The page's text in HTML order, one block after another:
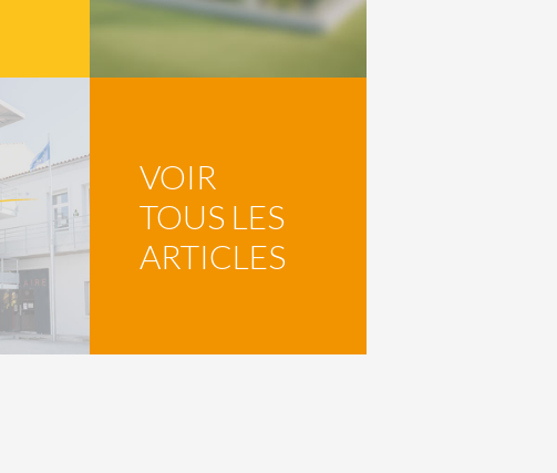
VOIR
TOUS LES
ARTICLES